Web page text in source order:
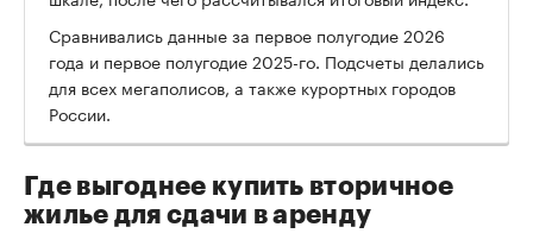
Сравнивались данные за первое полугодие 2026
года и первое полугодие 2025-го. Подсчеты делались
для всех мегаполисов, а также курортных городов
России.
Где выгоднее купить вторичное
жилье для сдачи в аренду